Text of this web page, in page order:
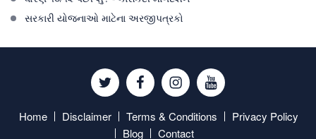
સરકારી યોજનાઓ માટેના અરજીપત્રકો
Twitter FacebookInstagramYoutube
Home Disclaimer Terms & Conditions
Privacy Policy
Blog
Contact